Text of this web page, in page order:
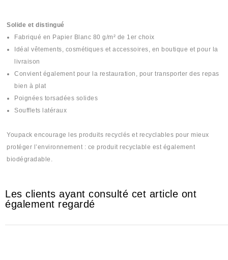
Solide et distingué
Fabriqué en Papier Blanc 80 g/m² de 1er choix
Idéal vêtements, cosmétiques et accessoires, en boutique et pour la
livraison
Convient également pour la restauration, pour transporter des repas
bien à plat
Poignées torsadées solides
Soufflets latéraux
Youpack encourage les produits recyclés et recyclables pour mieux
protéger l’environnement : ce produit recyclable est également
biodégradable.
Les clients ayant consulté cet article ont
également regardé